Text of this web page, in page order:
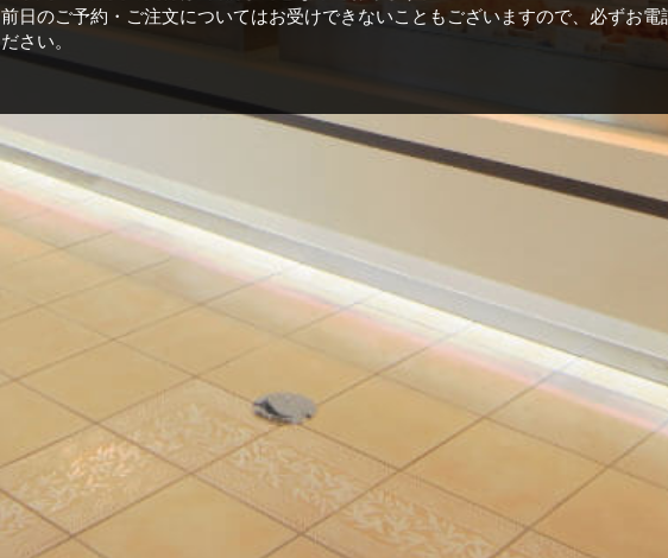
前日のご予約・ご注文についてはお受けできないこともございますので、必ずお電
ださい。